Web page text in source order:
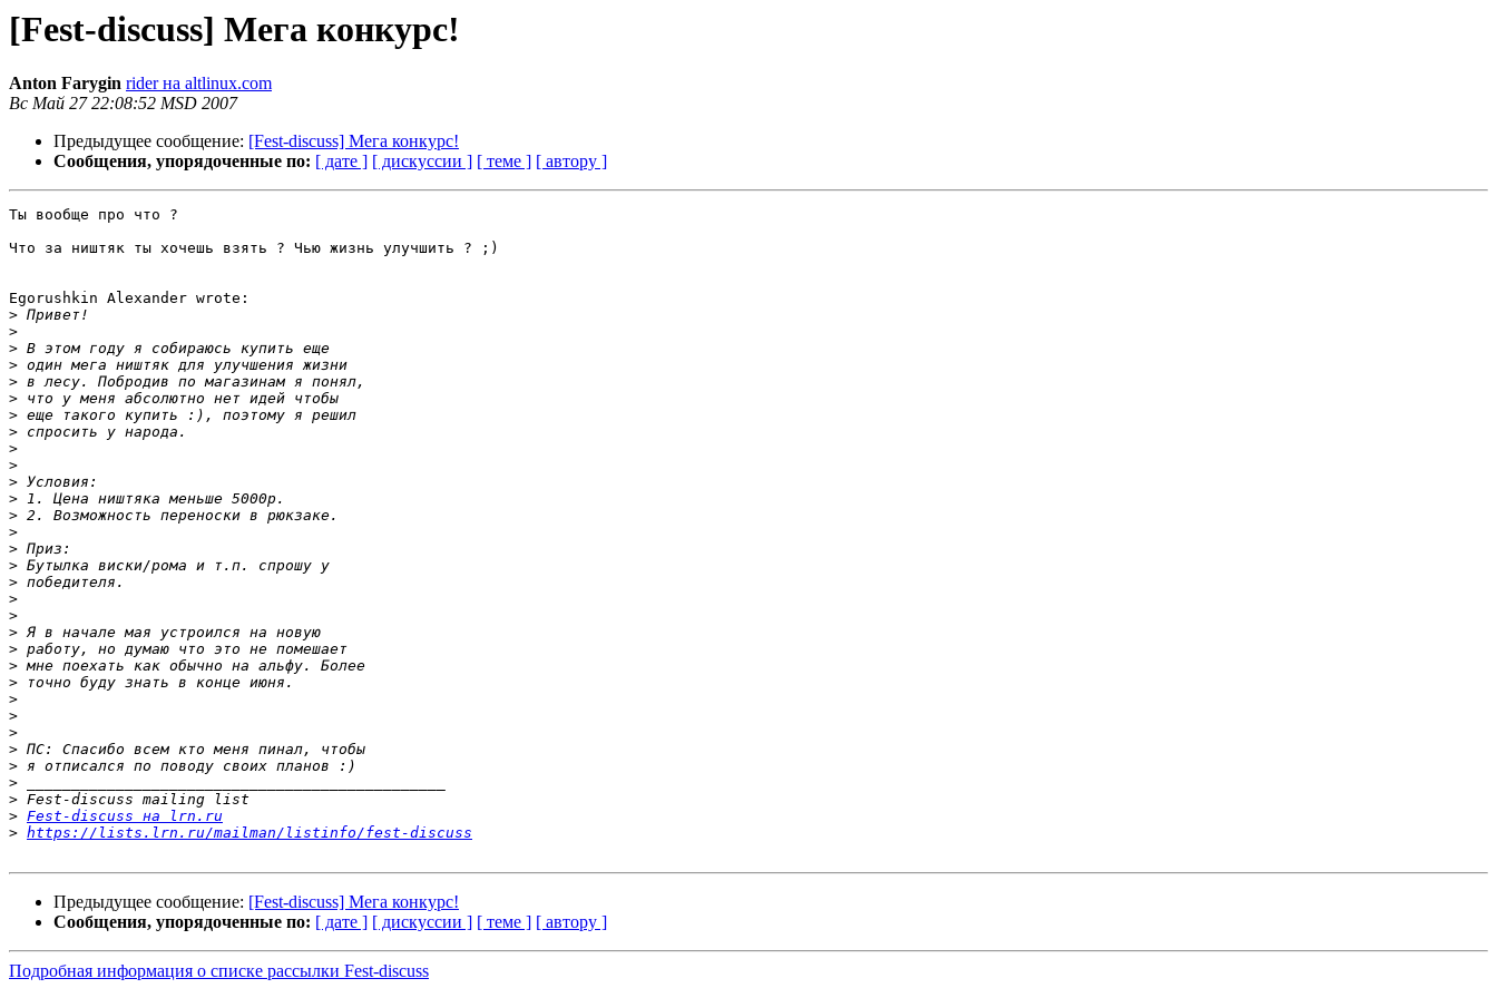
[Fest-discuss] Мега конкурс!
Anton Farygin rider на altlinux.com
Вс Май 27 22:08:52 MSD 2007
Предыдущее сообщение: [Fest-discuss] Мега конкурс!
Сообщения, упорядоченные по: [ дате ] [ дискуссии ] [ теме ] [ автору ]
Ты вообще про что ?
Что за ништяк ты хочешь взять ? Чью жизнь улучшить ? ;)
Egorushkin Alexander wrote:
>
>
>
>
>
>
>
>
>
>
>
>
>
>
>
>
>
>
>
>
>
>
>
>
>
>
>
>
>
>
> Fest-discuss на lrn.ru
> https://lists.lrn.ru/mailman/listinfo/fest-discuss
Предыдущее сообщение: [Fest-discuss] Мега конкурс!
Сообщения, упорядоченные по: [ дате ] [ дискуссии ] [ теме ] [ автору ]
Подробная информация о списке рассылки Fest-discuss